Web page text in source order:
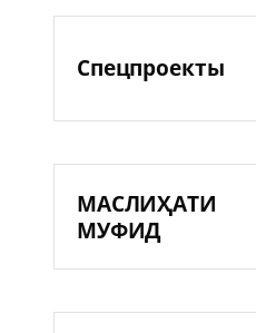
Спецпроекты
МАСЛИҲАТИ
МУФИД